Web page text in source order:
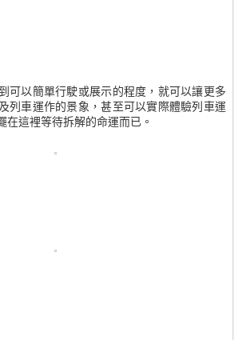
可以簡單行駛或展示的程度，就可以讓更多
列車運作的景象，甚至可以實際體驗列車運
這裡等待拆解的命運而已。